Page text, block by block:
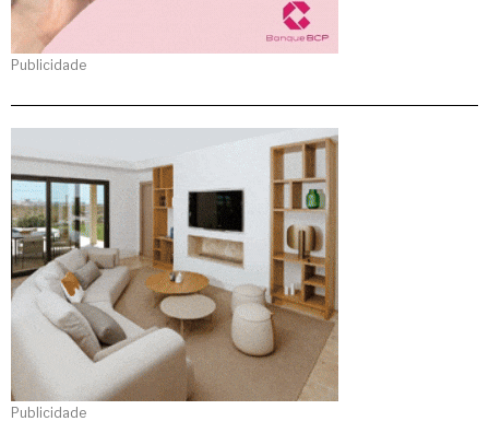
Publicidade
Publicidade